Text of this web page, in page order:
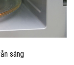
sáng